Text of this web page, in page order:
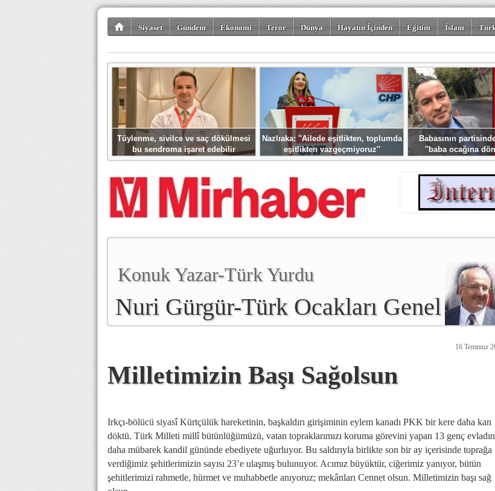
Siyaset Gündem Ekonomi Terör Dünya Hayatın İçinden Eğitim İslam
Tüylenme, sivilce ve saç dökülmesi
bu sendroma işaret edebilir
Nazlıaka: ''Ailede eşitlikten, toplumda
eşitlikten vazgeçmiyoruz''
Babasının
''baba ocağına
Konuk Yazar-Türk Yurdu
Nuri Gürgür-Türk Ocakları Genel
16 Temmuz
Milletimizin Başı Sağolsun
Irkçı-bölücü siyasî Kürtçülük hareketinin, başkaldırı girişiminin eylem kanadı PKK bir kere daha kan
döktü. Türk Milleti millî bütünlüğümüzü, vatan topraklarımızı koruma görevini yapan 13 genç
daha mübarek kandil gününde ebediyete uğurluyor. Bu saldırıyla birlikte son bir ay içerisinde toprağa
verdiğimiz şehitlerimizin sayısı 23’e ulaşmış bulunuyor. Acımız büyüktür, ciğerimiz yanıyor, bütün
şehitlerimizi rahmetle, hürmet ve muhabbetle anıyoruz; mekânları Cennet olsun. Milletimizin başı sağ